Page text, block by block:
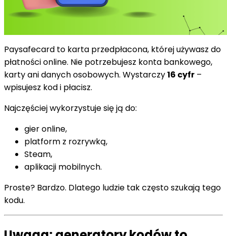
Paysafecard to karta przedpłacona, której używasz do
płatności online. Nie potrzebujesz konta bankowego,
karty ani danych osobowych. Wystarczy16 cyfr –
wpisujesz kod i płacisz.
Najczęściej wykorzystuje się ją do:
gier online,
platform z rozrywką,
Steam,
aplikacji mobilnych.
Proste? Bardzo. Dlatego ludzie tak często szukają tego
kodu.